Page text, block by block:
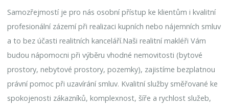
Samozřejmostí je pro nás osobní přístup ke klientům i kvalitní
profesionální zázemí při realizaci kupních nebo nájemních smluv
a to bez účasti realitních kanceláří.Naši realitní makléři Vám
budou nápomocni při výběru vhodné nemovitosti (bytové
prostory, nebytové prostory, pozemky), zajistíme bezplatnou
právní pomoc při uzavírání smluv. Kvalitní služby směřované ke
spokojenosti zákazníků, komplexnost, šíře a rychlost služeb,